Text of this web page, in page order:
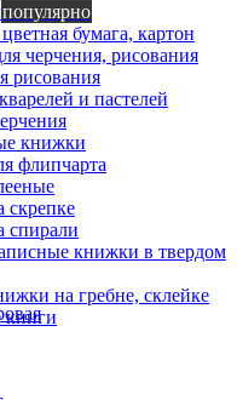
популярно
бумага, картон
черчения, рисования
рисования
и пастелей
книжки
флипчарта
скрепке
спирали
книжки в твердом
на гребне, склейке
книги